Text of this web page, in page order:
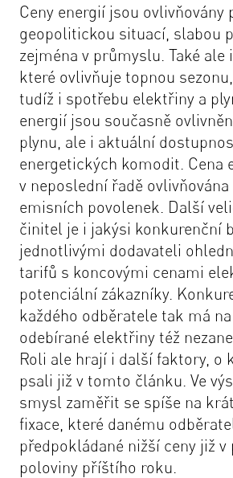
Ceny energií jsou ovlivňovány
geopolitickou situací, slabou
zejména v průmyslu. Také ale
které ovlivňuje topnou
tudíž i spotřebu elektřiny a
energií jsou současně
plynu, ale i aktuální
energetických komodit. Cena
v neposlední řadě ovlivňována
emisních povolenek. Další
činitel je i jakýsi konkurenční
jednotlivými dodavateli
tarifů s koncovými cenami
potenciální zákazníky.
každého odběratele tak má
odebírané elektřiny též
Roli ale hrají i další faktory, o
psali již v tomto článku . Ve
smysl zaměřit se spíše na
fixace, které danému
předpokládané nižší ceny již
poloviny příštího roku.